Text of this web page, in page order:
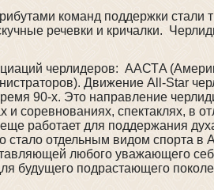
команд поддержки стали
речевки и кричалки.
черлидеров: AAСТA
Движение All-Star
90-х. Это направление
соревнованиях, спектаклях, в
работает для поддержания
стало отдельным видом спорта в
любого уважающего
будущего подрастающего